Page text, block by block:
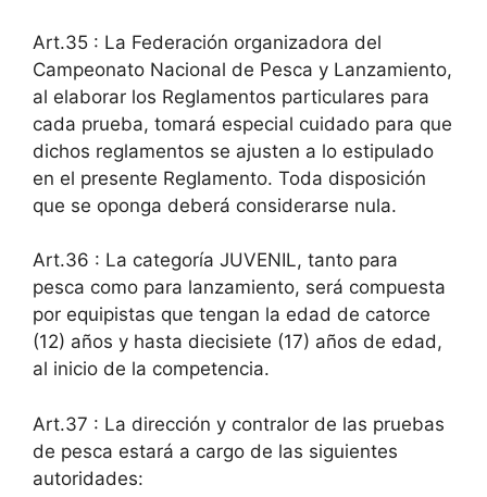
Art.35 : La Federación organizadora del
Campeonato Nacional de Pesca y Lanzamiento,
al elaborar los Reglamentos particulares para
cada prueba, tomará especial cuidado para que
dichos reglamentos se ajusten a lo estipulado
en el presente Reglamento. Toda disposición
que se oponga deberá considerarse nula.
Art.36 : La categoría JUVENIL, tanto para
pesca como para lanzamiento, será compuesta
por equipistas que tengan la edad de catorce
(12) años y hasta diecisiete (17) años de edad,
al inicio de la competencia.
Art.37 : La dirección y contralor de las pruebas
de pesca estará a cargo de las siguientes
autoridades: